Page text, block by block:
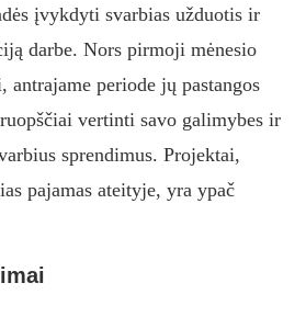
įvykdyti svarbias užduotis ir
darbe. Nors pirmoji mėnesio
antrajame periode jų pastangos
vertinti savo galimybes ir
sprendimus. Projektai,
pajamas ateityje, yra ypač